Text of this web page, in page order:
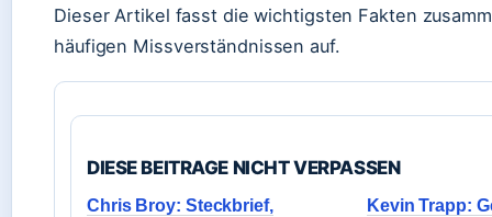
Dieser Artikel fasst die wichtigsten Fakten
häufigen Missverständnissen auf.
DIESE BEITRAGE NICHT VERPASSEN
Chris Broy: Steckbrief,
Kevin Trapp: